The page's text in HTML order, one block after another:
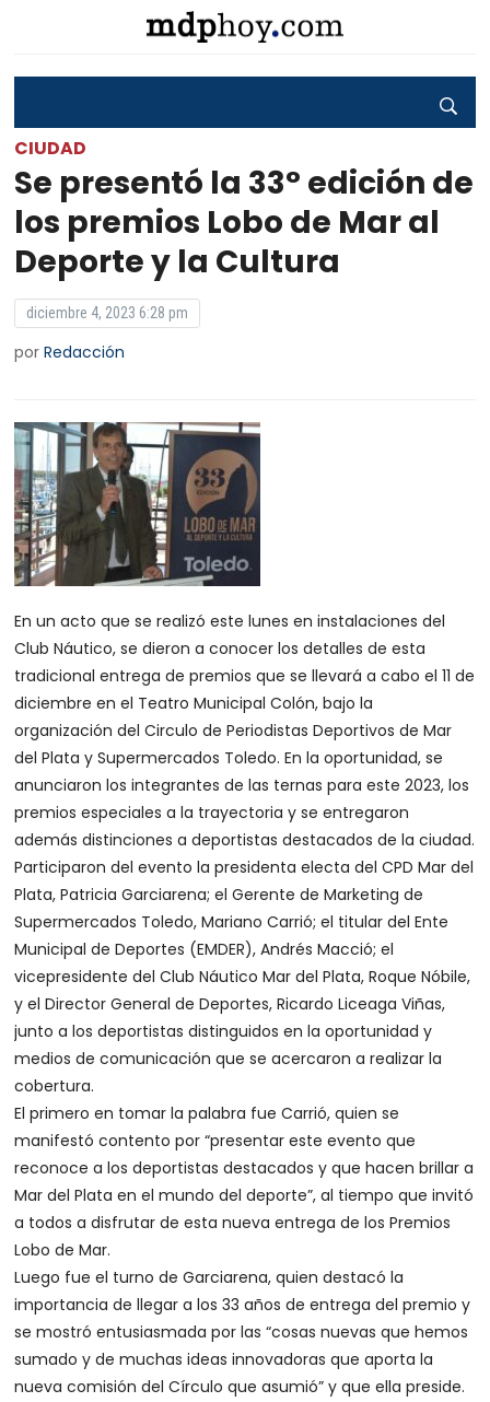
CIUDAD
Se presentó la 33° edición de
los premios Lobo de Mar al
Deporte y la Cultura
diciembre 4, 2023 6:28 pm
porRedacción
En un acto que se realizó este lunes en instalaciones del
Club Náutico, se dieron a conocer los detalles de esta
tradicional entrega de premios que se llevará a cabo el 11 de
diciembre en el Teatro Municipal Colón, bajo la
organización del Circulo de Periodistas Deportivos de Mar
del Plata y Supermercados Toledo. En la oportunidad, se
anunciaron los integrantes de las ternas para este 2023, los
premios especiales a la trayectoria y se entregaron
además distinciones a deportistas destacados de la ciudad.
Participaron del evento la presidenta electa del CPD Mar del
Plata, Patricia Garciarena; el Gerente de Marketing de
Supermercados Toledo, Mariano Carrió; el titular del Ente
Municipal de Deportes (EMDER), Andrés Macció; el
vicepresidente del Club Náutico Mar del Plata, Roque Nóbile,
y el Director General de Deportes, Ricardo Liceaga Viñas,
junto a los deportistas distinguidos en la oportunidad y
medios de comunicación que se acercaron a realizar la
cobertura.
El primero en tomar la palabra fue Carrió, quien se
manifestó contento por “presentar este evento que
reconoce a los deportistas destacados y que hacen brillar a
Mar del Plata en el mundo del deporte”, al tiempo que invitó
a todos a disfrutar de esta nueva entrega de los Premios
Lobo de Mar.
Luego fue el turno de Garciarena, quien destacó la
importancia de llegar a los 33 años de entrega del premio y
se mostró entusiasmada por las “cosas nuevas que hemos
sumado y de muchas ideas innovadoras que aporta la
nueva comisión del Círculo que asumió” y que ella preside.